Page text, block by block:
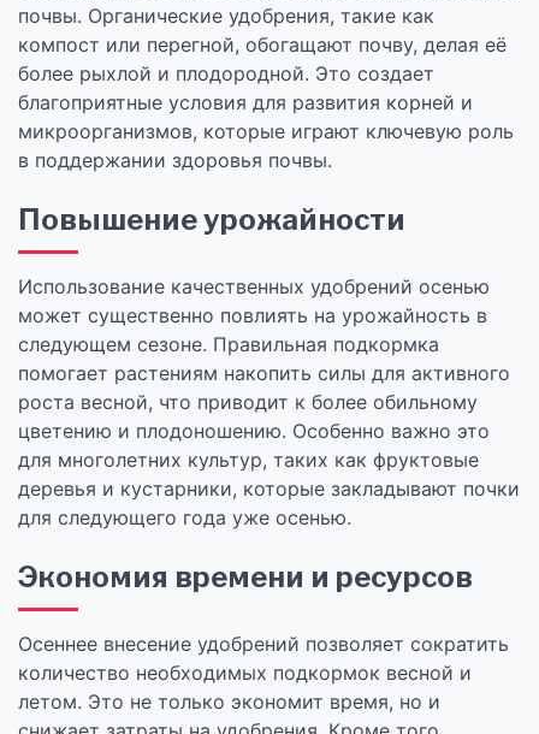
почвы. Органические удобрения, такие как
компост или перегной, обогащают почву, делая её
более рыхлой и плодородной. Это создает
благоприятные условия для развития корней и
микроорганизмов, которые играют ключевую роль
в поддержании здоровья почвы.
Повышение урожайности
Использование качественных удобрений осенью
может существенно повлиять на урожайность в
следующем сезоне. Правильная подкормка
помогает растениям накопить силы для активного
роста весной, что приводит к более обильному
цветению и плодоношению. Особенно важно это
для многолетних культур, таких как фруктовые
деревья и кустарники, которые закладывают почки
для следующего года уже осенью.
Экономия времени и ресурсов
Осеннее внесение удобрений позволяет сократить
количество необходимых подкормок весной и
летом. Это не только экономит время, но и